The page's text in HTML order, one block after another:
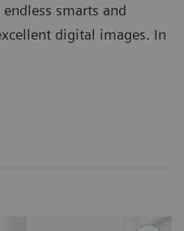
smarts and
digital images. In